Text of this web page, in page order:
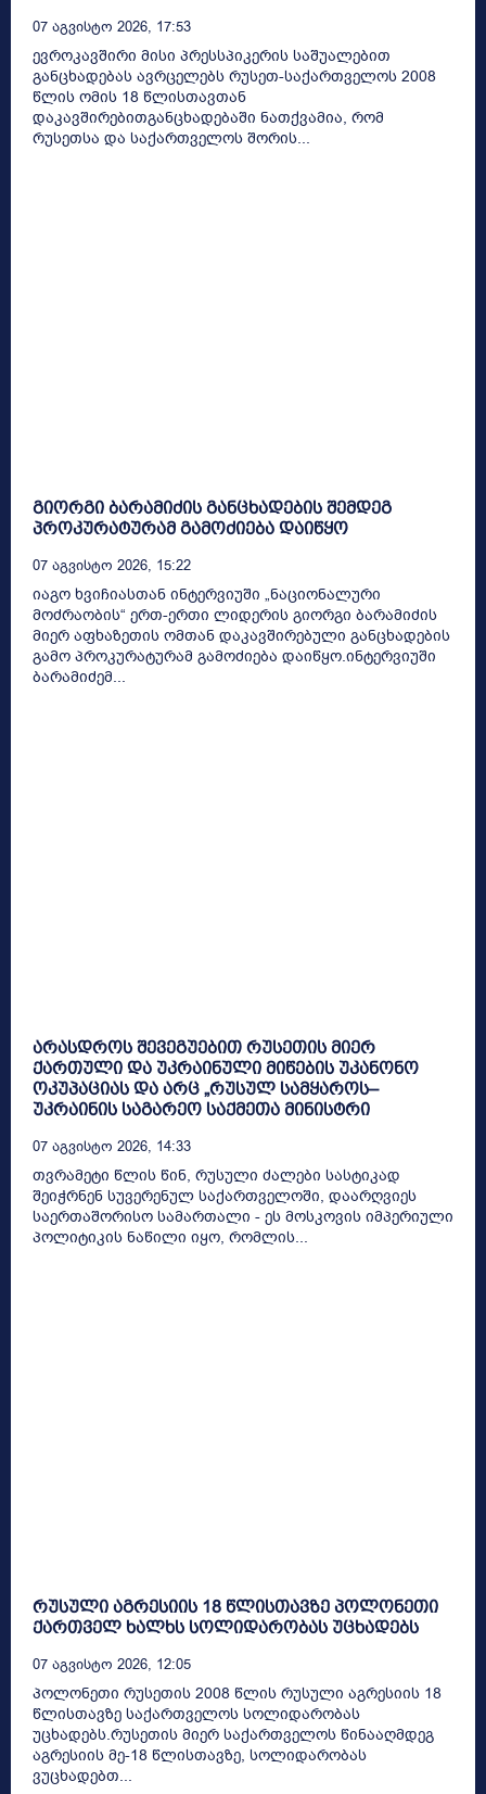
07 Აგვისტო 2026, 17:53
ევროკავშირი მისი პრესსპიკერის საშუალებით
განცხადებას ავრცელებს რუსეთ-საქართველოს 2008
წლის ომის 18 წლისთავთან
დაკავშირებითგანცხადებაში ნათქვამია, რომ
რუსეთსა და საქართველოს შორის...
გიორგი ბარამიძის განცხადების შემდეგ
პროკურატურამ გამოძიება დაიწყო
07 Აგვისტო 2026, 15:22
იაგო ხვიჩიასთან ინტერვიუში „ნაციონალური
მოძრაობის“ ერთ-ერთი ლიდერის გიორგი ბარამიძის
მიერ აფხაზეთის ომთან დაკავშირებული განცხადების
გამო პროკურატურამ გამოძიება დაიწყო.ინტერვიუში
ბარამიძემ...
არასდროს შევეგუებით რუსეთის მიერ
ქართული და უკრაინული მიწების უკანონო
ოკუპაციას და არც „რუსულ სამყაროს–
უკრაინის საგარეო საქმეთა მინისტრი
07 Აგვისტო 2026, 14:33
თვრამეტი წლის წინ, რუსული ძალები სასტიკად
შეიჭრნენ სუვერენულ საქართველოში, დაარღვიეს
საერთაშორისო სამართალი - ეს მოსკოვის იმპერიული
პოლიტიკის ნაწილი იყო, რომლის...
რუსული აგრესიის 18 წლისთავზე პოლონეთი
ქართველ ხალხს სოლიდარობას უცხადებს
07 Აგვისტო 2026, 12:05
პოლონეთი რუსეთის 2008 წლის რუსული აგრესიის 18
წლისთავზე საქართველოს სოლიდარობას
უცხადებს.რუსეთის მიერ საქართველოს წინააღმდეგ
აგრესიის მე-18 წლისთავზე, სოლიდარობას
ვუცხადებთ...